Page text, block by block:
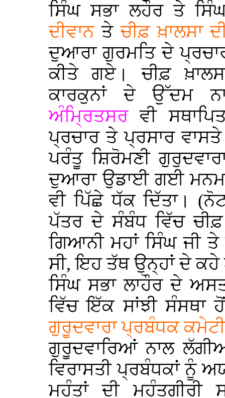
ਸਿੰਘ ਸਭਾ ਲਹੌਰ ਤੇ
ਦੀਵਾਨਤੇਚੀਫ਼ ਖ਼ਾਲਸਾ
ਦੁਆਰਾ ਗੁਰਮਤਿ ਦੇ
ਕੀਤੇ ਗਏ। ਚੀਫ਼
ਕਾਰਕੁਨਾਂ ਦੇ ਉੱਦਮ
ਅੰਮ੍ਰਿਤਸਰਵੀ
ਪ੍ਰਚਾਰ ਤੇ ਪ੍ਰਸਾਰ
ਪਰੰਤੂ ਸ਼ਿਰੋਮਣੀ
ਦੁਆਰਾ ਉਡਾਈ ਗਈ
ਵੀ ਪਿੱਛੇ ਧੱਕ ਦਿੱਤਾ।
ਪੱਤਰ ਦੇ ਸੰਬੰਧ ਵਿੱਚ ਚੀਫ਼
ਗਿਆਨੀ ਮਹਾਂ ਸਿੰਘ ਜੀ
ਸੀ, ਇਹ ਤੱਥ ਉਨ੍ਹਾਂ ਦੇ
ਸਿੰਘ ਸਭਾ ਲਾਹੌਰ ਦੇ
ਵਿੱਚ ਇੱਕ ਸਾਂਝੀ
ਗੁਰੂਦਵਾਰਾ ਪ੍ਰਬੰਧਕ ਕਮੇਟੀ
ਗੁਰੂਦਵਾਰਿਆਂ ਨਾਲ
ਵਿਰਾਸਤੀ ਪ੍ਰਬੰਧਕਾਂ ਨੂੰ
ਮਹੰਤਾਂ ਦੀ ਮਹੰਤਗੀਰੀ